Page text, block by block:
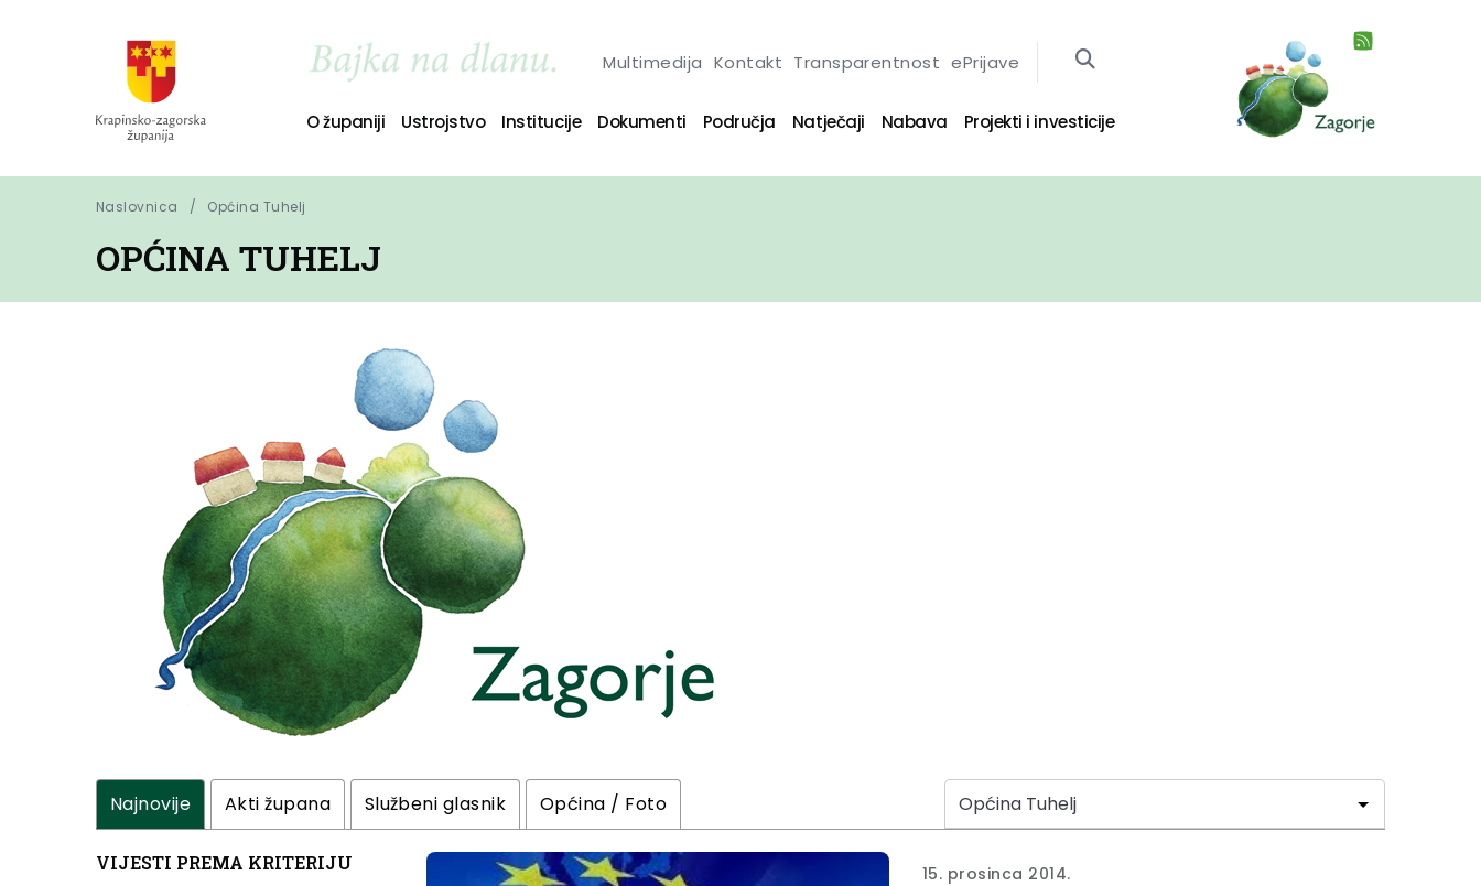
Multimedija Kontakt Transparentnost ePrijave
O županiji Ustrojstvo Institucije Dokumenti Područja Natječaji Nabava Projekti i investicije
Naslovnica Općina Tuhelj
OPĆINA TUHELJ
Najnovije Akti župana Službeni glasnik Općina / Foto
VIJESTI PREMA KRITERIJU 15. prosinca 2014.